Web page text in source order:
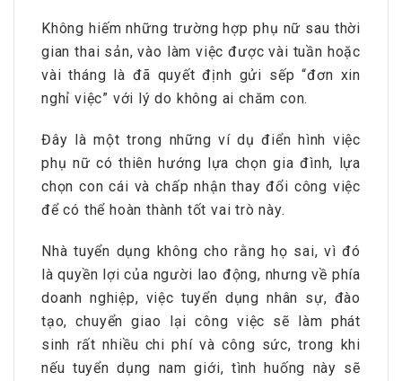
Không hiếm những trường hợp phụ nữ sau thời
gian thai sản, vào làm việc được vài tuần hoặc
vài tháng là đã quyết định gửi sếp “đơn xin
nghỉ việc” với lý do không ai chăm con.
Đây là một trong những ví dụ điển hình việc
phụ nữ có thiên hướng lựa chọn gia đình, lựa
chọn con cái và chấp nhận thay đổi công việc
để có thể hoàn thành tốt vai trò này.
Nhà tuyển dụng không cho rằng họ sai, vì đó
là quyền lợi của người lao động, nhưng về phía
doanh nghiệp, việc tuyển dụng nhân sự, đào
tạo, chuyển giao lại công việc sẽ làm phát
sinh rất nhiều chi phí và công sức, trong khi
nếu tuyển dụng nam giới, tình huống này sẽ